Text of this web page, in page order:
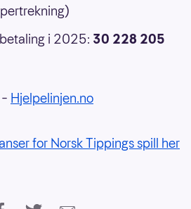
i 2025: 30 228 205
– Hjelpelinjen.no
for Norsk Tippings spill her